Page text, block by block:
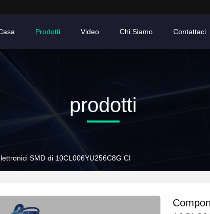
Prodotti Video Chi Siamo Contattaci
prodotti
SMD di 10CL006YU256C8G CI